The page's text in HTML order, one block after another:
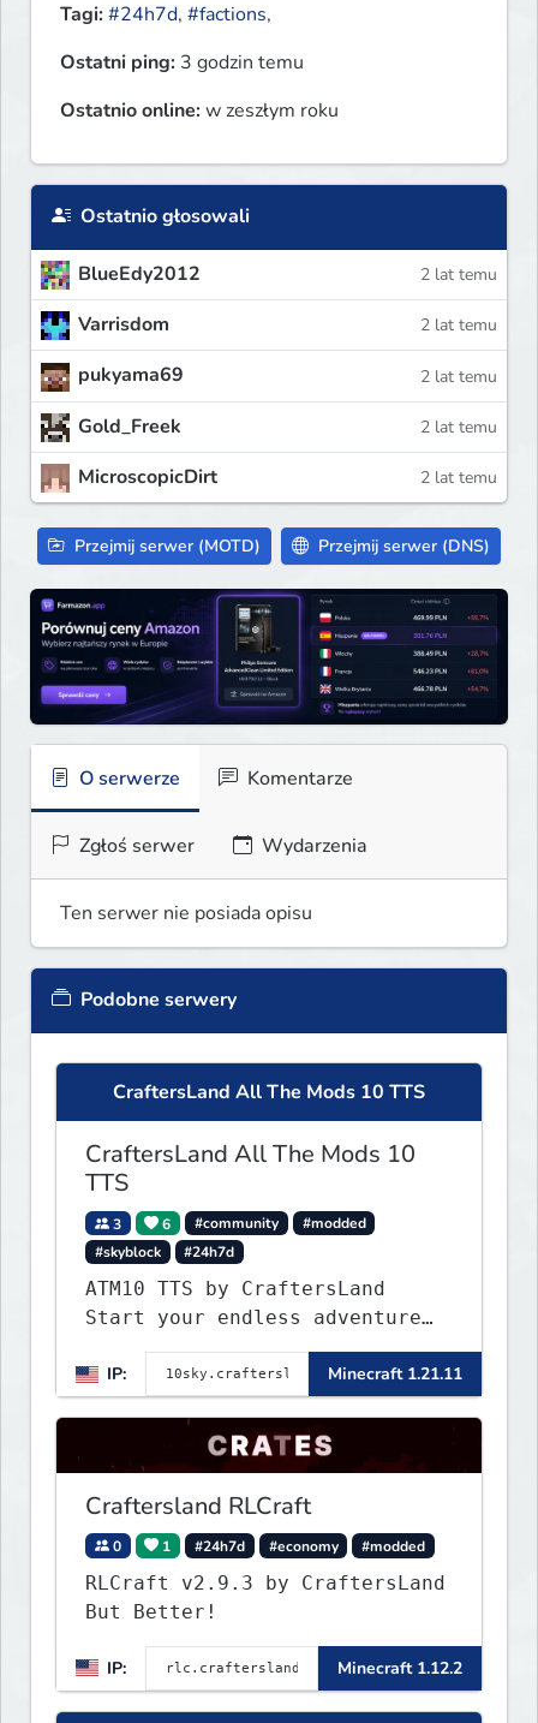
Tagi:#24h7d, #factions,
Ostatni ping: 3 godzin temu
Ostatnio online:w zeszłym roku
Ostatnio głosowali
BlueEdy2012 2 lat temu
Varrisdom 2 lat temu
pukyama69 2 lat temu
Gold_Freek 2 lat temu
MicroscopicDirt 2 lat temu
Przejmij serwer (MOTD) Przejmij serwer (DNS)
O serwerze Komentarze
Zgłoś serwer Wydarzenia
Ten serwer nie posiada opisu
Podobne serwery
CraftersLand All The Mods 10 TTS
CraftersLand All The Mods 10
TTS
3 6 #community
#modded
#skyblock
#24h7d
ATM10 TTS by CraftersLand
Start your endless adventure
now! v2.0.2
IP:
Minecraft 1.21.11
Craftersland RLCraft
0 1 #24h7d #economy #modded
RLCraft v2.9.3 by CraftersLand
But Better!
IP: Minecraft 1.12.2